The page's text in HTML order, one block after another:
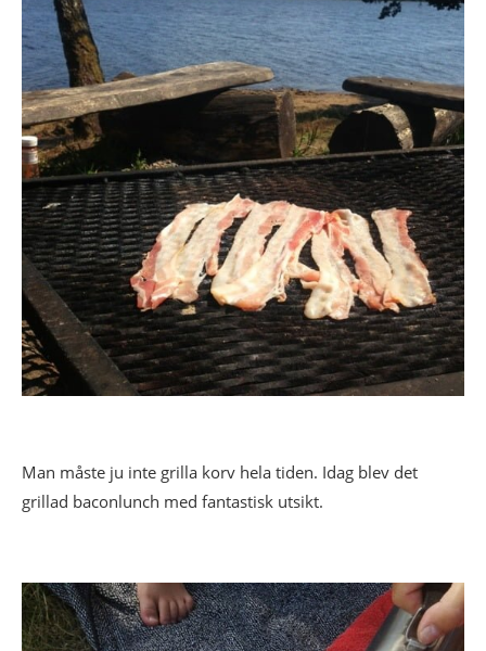
Man måste ju inte grilla korv hela tiden. Idag blev det
grillad baconlunch med fantastisk utsikt.